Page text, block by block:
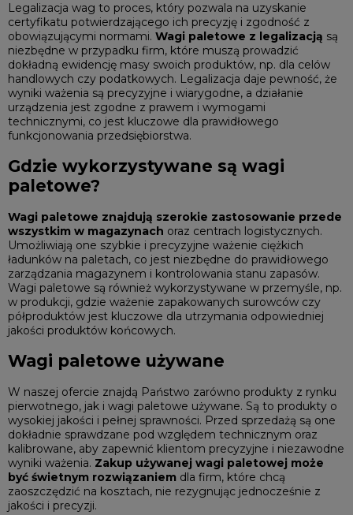
Legalizacja wag to proces, który pozwala na uzyskanie
certyfikatu potwierdzającego ich precyzję i zgodność z
obowiązującymi normami. Wagi paletowe z legalizacją są
niezbędne w przypadku firm, które muszą prowadzić
dokładną ewidencję masy swoich produktów, np. dla celów
handlowych czy podatkowych. Legalizacja daje pewność, że
wyniki ważenia są precyzyjne i wiarygodne, a działanie
urządzenia jest zgodne z prawem i wymogami
technicznymi, co jest kluczowe dla prawidłowego
funkcjonowania przedsiębiorstwa.
Gdzie wykorzystywane są wagi
paletowe?
Wagi paletowe znajdują szerokie zastosowanie przede
wszystkim w magazynach oraz centrach logistycznych.
Umożliwiają one szybkie i precyzyjne ważenie ciężkich
ładunków na paletach, co jest niezbędne do prawidłowego
zarządzania magazynem i kontrolowania stanu zapasów.
Wagi paletowe są również wykorzystywane w przemyśle, np.
w produkcji, gdzie ważenie zapakowanych surowców czy
półproduktów jest kluczowe dla utrzymania odpowiedniej
jakości produktów końcowych.
Wagi paletowe używane
W naszej ofercie znajdą Państwo zarówno produkty z rynku
pierwotnego, jak i wagi paletowe używane. Są to produkty o
wysokiej jakości i pełnej sprawności. Przed sprzedażą są one
dokładnie sprawdzane pod względem technicznym oraz
kalibrowane, aby zapewnić klientom precyzyjne i niezawodne
wyniki ważenia. Zakup używanej wagi paletowej może
być świetnym rozwiązaniem dla firm, które chcą
zaoszczędzić na kosztach, nie rezygnując jednocześnie z
jakości i precyzji.